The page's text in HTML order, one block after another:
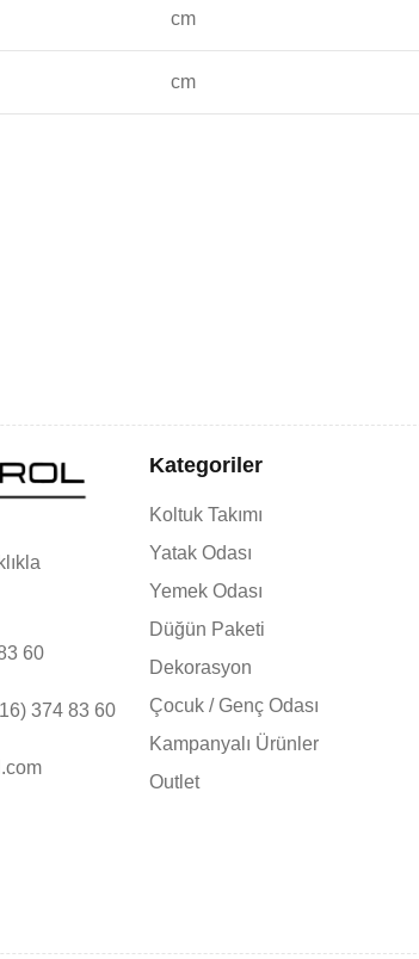
cm
cm
60
374 83 60
Kategoriler
Koltuk Takımı
Yatak Odası
Yemek Odası
Düğün Paketi
Dekorasyon
Çocuk / Genç Odası
Kampanyalı Ürünler
Outlet